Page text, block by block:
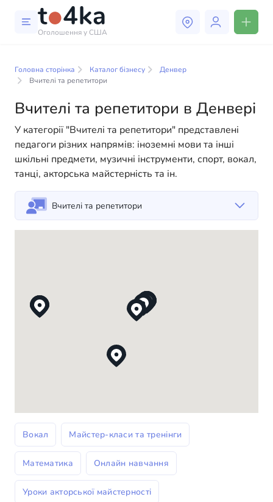
Оголошення у США
У нашому каталозі бізнес-послуг ви знайдете
допомогти людям адаптуватися до життя в США. Ми
пропонуємо різноманітні рішення як для фізичних,
так і для юридичних осіб, щоб зробити ваше життя в
Америці більш комфортним та зручним. Від
професійних консультацій до повсякденної
допомоги — у нас є все необхідне для успішного
старту вашого нового життя в США
Головна сторінка Каталог бізнесу
Денвер
Вчителі та репетитори
Вчителі та репетитори в Денвері
У категорії "Вчителі та репетитори" представлені
педагоги різних напрямів: іноземні мови та інші
шкільні предмети, музичні інструменти, спорт, вокал,
танці, акторська майстерність та ін.
Вчителі та репетитори
Вокал Майстер-класи та тренінги
Математика Онлайн навчання
Уроки акторської майстерності